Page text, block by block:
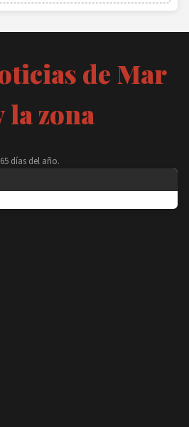
de Mar
zona
días del año.